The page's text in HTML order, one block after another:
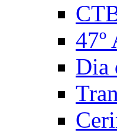
47º
Dia